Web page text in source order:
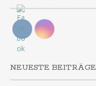
NEUESTE BEITRÄGE